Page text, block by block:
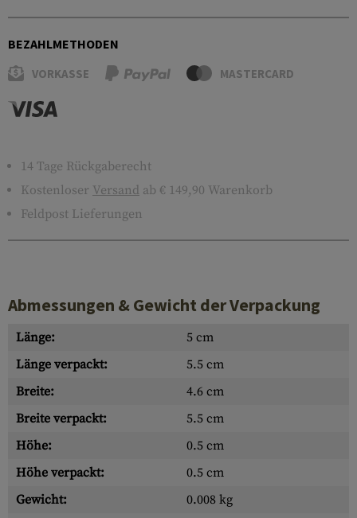
BEZAHLMETHODEN
VORKASSE MASTERCARD
14 Tage Rückgaberecht
Kostenloser Versand ab € 149,90 Warenkorb
Feldpost Lieferungen
Abmessungen & Gewicht der Verpackung
Länge:
5 cm
Länge verpackt:
5.5 cm
Breite:
4.6 cm
Breite verpackt:
5.5 cm
Höhe:
0.5 cm
Höhe verpackt:
0.5 cm
Gewicht:
0.008 kg